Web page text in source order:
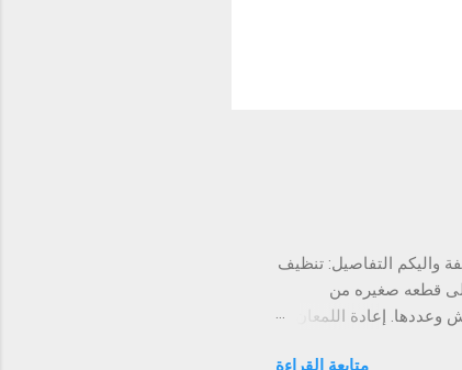
واليكم التفاصيل: تنظيف
قطعه صغيره من
إعادة اللمعان
متابعة القراءة